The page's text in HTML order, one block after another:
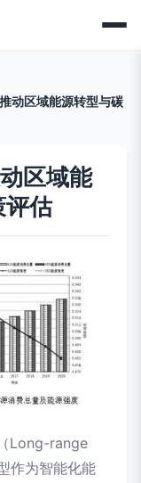
动区域能源转型与碳
区域能
评估
Long-range
作为智能化能